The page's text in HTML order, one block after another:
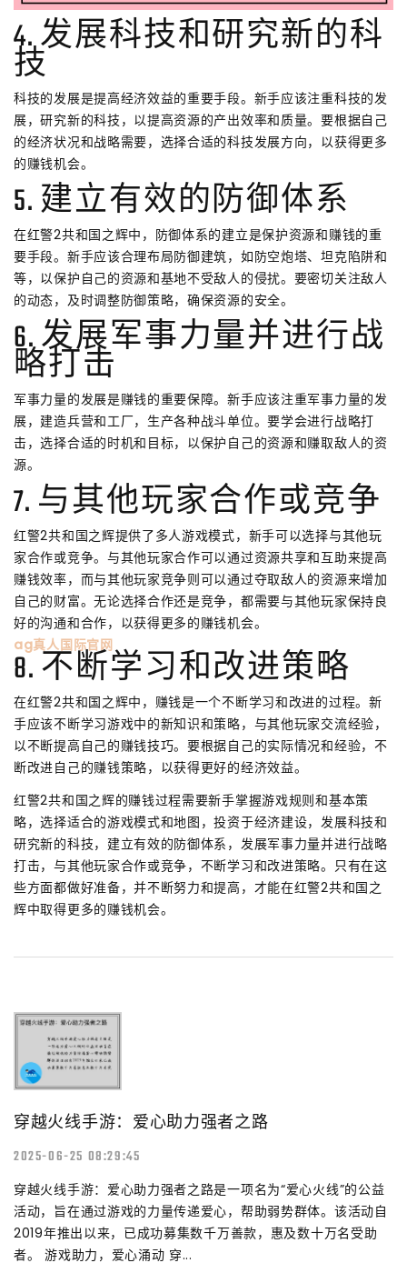
4. 发展科技和研究新的科
技
科技的发展是提高经济效益的重要手段。新手应该注重科技的发
展，研究新的科技，以提高资源的产出效率和质量。要根据自己
的经济状况和战略需要，选择合适的科技发展方向，以获得更多
的赚钱机会。
5. 建立有效的防御体系
在红警2共和国之辉中，防御体系的建立是保护资源和赚钱的重
要手段。新手应该合理布局防御建筑，如防空炮塔、坦克陷阱和
等，以保护自己的资源和基地不受敌人的侵扰。要密切关注敌人
的动态，及时调整防御策略，确保资源的安全。
6. 发展军事力量并进行战
略打击
军事力量的发展是赚钱的重要保障。新手应该注重军事力量的发
展，建造兵营和工厂，生产各种战斗单位。要学会进行战略打
击，选择合适的时机和目标，以保护自己的资源和赚取敌人的资
源。
7. 与其他玩家合作或竞争
红警2共和国之辉提供了多人游戏模式，新手可以选择与其他玩
家合作或竞争。与其他玩家合作可以通过资源共享和互助来提高
赚钱效率，而与其他玩家竞争则可以通过夺取敌人的资源来增加
自己的财富。无论选择合作还是竞争，都需要与其他玩家保持良
好的沟通和合作，以获得更多的赚钱机会。
ag真人国际官网
8. 不断学习和改进策略
在红警2共和国之辉中，赚钱是一个不断学习和改进的过程。新
手应该不断学习游戏中的新知识和策略，与其他玩家交流经验，
以不断提高自己的赚钱技巧。要根据自己的实际情况和经验，不
断改进自己的赚钱策略，以获得更好的经济效益。
红警2共和国之辉的赚钱过程需要新手掌握游戏规则和基本策
略，选择适合的游戏模式和地图，投资于经济建设，发展科技和
研究新的科技，建立有效的防御体系，发展军事力量并进行战略
打击，与其他玩家合作或竞争，不断学习和改进策略。只有在这
些方面都做好准备，并不断努力和提高，才能在红警2共和国之
辉中取得更多的赚钱机会。
穿越火线手游：爱心助力强者之路
2025-06-25 08:29:45
穿越火线手游：爱心助力强者之路是一项名为“爱心火线”的公益
活动，旨在通过游戏的力量传递爱心，帮助弱势群体。该活动自
2019年推出以来，已成功募集数千万善款，惠及数十万名受助
者。 游戏助力，爱心涌动 穿...